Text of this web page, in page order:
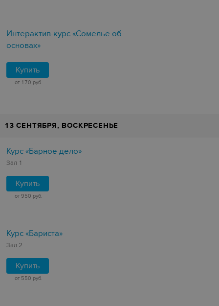
Интерактив-курс «Сомелье об
основах»
Купить
от 170 руб.
13 СЕНТЯБРЯ, ВОСКРЕСЕНЬЕ
Курс «Барное дело»
Зал 1
Купить
от 950 руб.
Курс «Бариста»
Зал 2
Купить
от 550 руб.